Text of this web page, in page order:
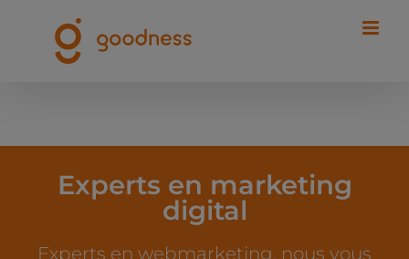
contenu
Experts en marketing
digital
Experts en webmarketing, nous vous